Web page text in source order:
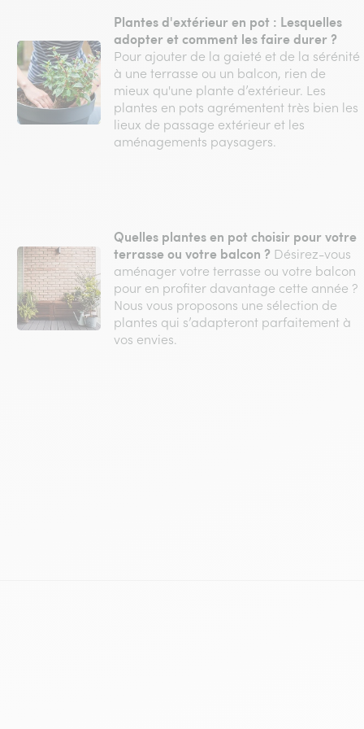
Plantes d'extérieur en pot : Lesquelles
adopter et comment les faire durer ?
Pour ajouter de la gaieté et de la sérénité
à une terrasse ou un balcon, rien de
mieux qu'une plante d’extérieur. Les
plantes en pots agrémentent très bien les
lieux de passage extérieur et les
aménagements paysagers.
Quelles plantes en pot choisir pour votre
terrasse ou votre balcon ? Désirez-vous
aménager votre terrasse ou votre balcon
pour en profiter davantage cette année ?
Nous vous proposons une sélection de
plantes qui s’adapteront parfaitement à
vos envies.